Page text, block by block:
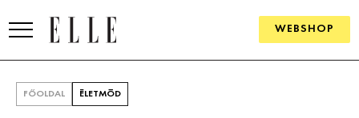
WEBSHOP
FŐOLDAL ÉLETMÓD